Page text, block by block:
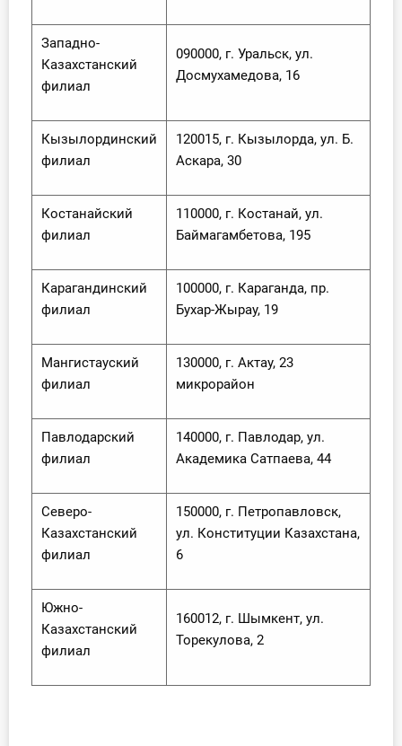
Западно-
Казахстанский
филиал
090000, г. Уральск, ул.
Досмухамедова, 16
Кызылординский
филиал
120015, г. Кызылорда, ул. Б.
Аскара, 30
Костанайский
филиал
110000, г. Костанай, ул.
Баймагамбетова, 195
Карагандинский
филиал
100000, г. Караганда, пр.
Бухар-Жырау, 19
Мангистауский
филиал
130000, г. Актау, 23
микрорайон
Павлодарский
филиал
140000, г. Павлодар, ул.
Академика Сатпаева, 44
Северо-
Казахстанский
филиал
150000, г. Петропавловск,
ул. Конституции Казахстана,
6
Южно-
Казахстанский
филиал
160012, г. Шымкент, ул.
Торекулова, 2